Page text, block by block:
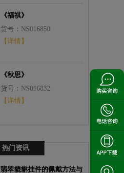
《福祺》
货号：NS016850
【详情】
《秋思》
货号：NS016832
【详情】
热门资讯
翡翠貔貅挂件的佩戴方法与